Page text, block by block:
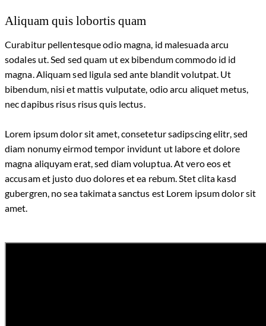
Aliquam quis lobortis quam
Curabitur pellentesque odio magna, id malesuada arcu
sodales ut. Sed sed quam ut ex bibendum commodo id id
magna. Aliquam sed ligula sed ante blandit volutpat. Ut
bibendum, nisi et mattis vulputate, odio arcu aliquet metus,
nec dapibus risus risus quis lectus.
Lorem ipsum dolor sit amet, consetetur sadipscing elitr, sed
diam nonumy eirmod tempor invidunt ut labore et dolore
magna aliquyam erat, sed diam voluptua. At vero eos et
accusam et justo duo dolores et ea rebum. Stet clita kasd
gubergren, no sea takimata sanctus est Lorem ipsum dolor sit
amet.